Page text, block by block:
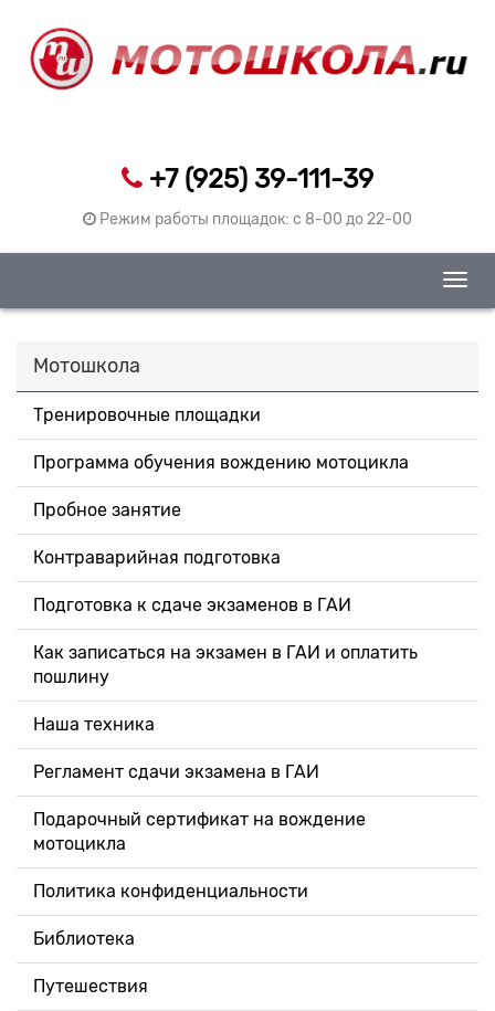
+7 (925) 39-111-39
Режим работы площадок: c 8-00 до 22-00
Мотошкола
Тренировочные площадки
Программа обучения вождению мотоцикла
Пробное занятие
Контраварийная подготовка
Подготовка к сдаче экзаменов в ГАИ
Как записаться на экзамен в ГАИ и оплатить
пошлину
Наша техника
Регламент сдачи экзамена в ГАИ
Подарочный сертификат на вождение
мотоцикла
Политика конфиденциальности
Библиотека
Путешествия